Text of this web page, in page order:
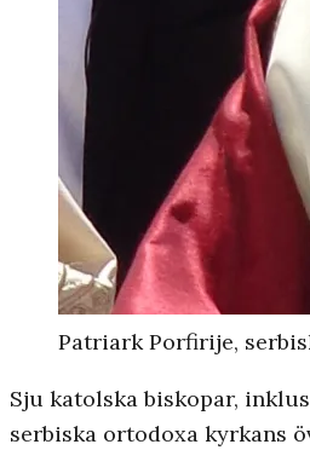
Patriark Porfirije,
Sju katolska biskopar,
serbiska ortodoxa kyrkans